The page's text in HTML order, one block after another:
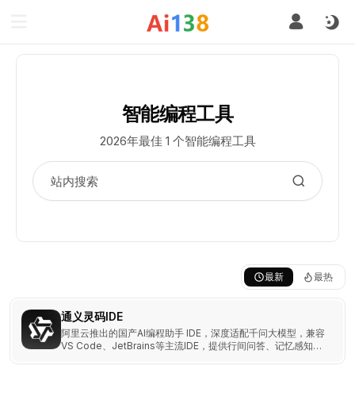
智能编程工具
2026年最佳 1 个智能编程工具
最新 最热
通义灵码IDE
阿里云推出的国产AI编程助手 IDE，深度适配千问大模型，兼容
VS Code、JetBrains等主流IDE，提供行间问答、记忆感知、